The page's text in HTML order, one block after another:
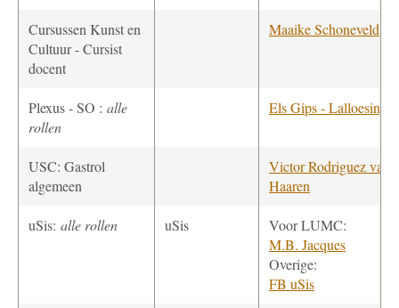
Cursussen Kunst en
Cultuur - Cursist
docent
Maaike Schoneveld
Plexus - SO : alle
rollen
Els Gips - Lalloesingh
USC: Gastrol
algemeen
Victor Rodriguez van
Haaren
uSis: alle rollen uSis
Voor LUMC:
M.B. Jacques
Overige:
FB uSis